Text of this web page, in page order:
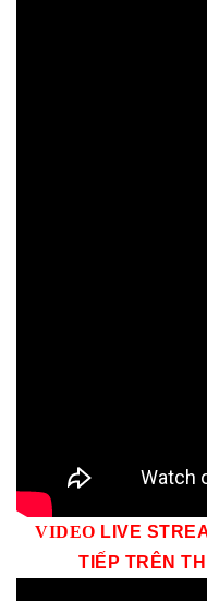
VIDEO LIVE
TIẾP TRÊN